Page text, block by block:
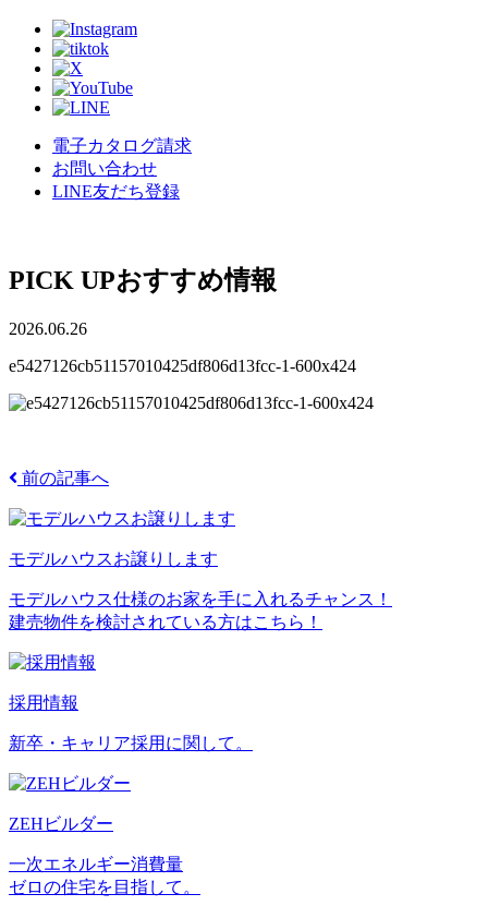
電子カタログ請求
お問い合わせ
LINE友だち登録
PICK UPおすすめ情報
2026.06.26
e5427126cb51157010425df806d13fcc-1-600x424
前の記事へ
モデルハウスお譲りします
モデルハウス仕様のお家を手に入れるチャンス！
建売物件を検討されている方はこちら！
採用情報
新卒・キャリア採用に関して。
ZEHビルダー
一次エネルギー消費量
ゼロの住宅を目指して。